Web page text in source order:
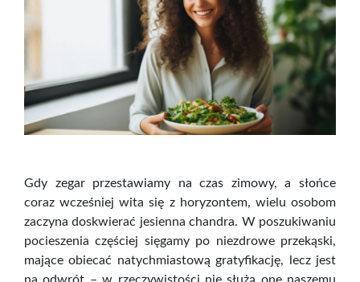
Gdy zegar przestawiamy na czas zimowy, a słońce
coraz wcześniej wita się z horyzontem, wielu osobom
zaczyna doskwierać jesienna chandra. W poszukiwaniu
pocieszenia częściej sięgamy po niezdrowe przekąski,
mające obiecać natychmiastową gratyfikację, lecz jest